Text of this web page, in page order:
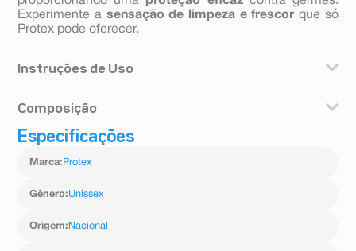
Experimente a sensação de limpeza e frescorque só
Protex pode oferecer.
Instruções de Uso
uma pequena espuma.
Composição
Sodium Oleate / Sodium Palmitate / Sodium Laurate
Chloride, Linum Usitatissimum (Linseed) Seed Oil,
47005, Propolis Extract, CI 15510, Hexyl Cinnamal,
Limonene, Citronellol, Alpha-Isomethyl Ionone,
Especificações
Marca: Protex
Gênero:Unissex
Origem: Nacional